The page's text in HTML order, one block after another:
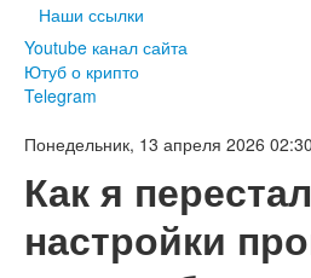
Ютуб о крипто
Telegram
Наши ссылки
Youtube канал сайта
Ютуб о крипто
Telegram
Понедельник, 13 апреля 2026 02:30
Как я
настройки